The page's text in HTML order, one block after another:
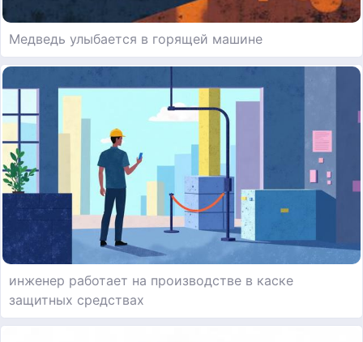
Медведь улыбается в горящей машине
инженер работает на производстве в каске
защитных средствах